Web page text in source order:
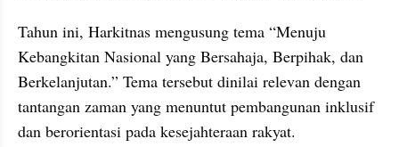
Tahun ini, Harkitnas mengusung tema “Menuju
Kebangkitan Nasional yang Bersahaja, Berpihak, dan
Berkelanjutan.” Tema tersebut dinilai relevan dengan
tantangan zaman yang menuntut pembangunan inklusif
dan berorientasi pada kesejahteraan rakyat.